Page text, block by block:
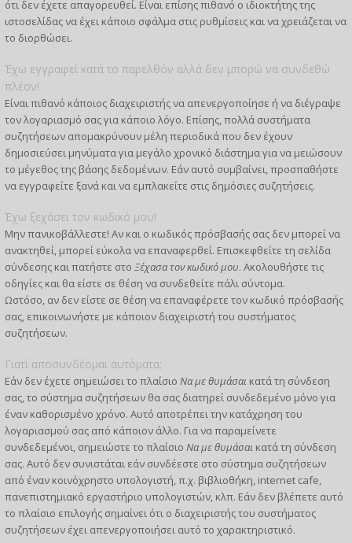
ότι δεν έχετε απαγορευθεί. Είναι επίσης πιθανό ο ιδιοκτήτης της
ιστοσελίδας να έχει κάποιο σφάλμα στις ρυθμίσεις και να χρειάζεται να
το διορθώσει.
Έχω εγγραφεί κατά το παρελθόν αλλά δεν μπορώ να συνδεθώ
πλέον!
Είναι πιθανό κάποιος διαχειριστής να απενεργοποίησε ή να διέγραψε
τον λογαριασμό σας για κάποιο λόγο. Επίσης, πολλά συστήματα
συζητήσεων απομακρύνουν μέλη περιοδικά που δεν έχουν
δημοσιεύσει μηνύματα για μεγάλο χρονικό διάστημα για να μειώσουν
το μέγεθος της βάσης δεδομένων. Εάν αυτό συμβαίνει, προσπαθήστε
να εγγραφείτε ξανά και να εμπλακείτε στις δημόσιες συζητήσεις.
Έχω ξεχάσει τον κωδικό μου!
Μην πανικοβάλλεστε! Αν και ο κωδικός πρόσβασής σας δεν μπορεί να
ανακτηθεί, μπορεί εύκολα να επαναφερθεί. Επισκεφθείτε τη σελίδα
σύνδεσης και πατήστε στο Ξέχασα τον κωδικό μου. Ακολουθήστε τις
οδηγίες και θα είστε σε θέση να συνδεθείτε πάλι σύντομα.
Ωστόσο, αν δεν είστε σε θέση να επαναφέρετε τον κωδικό πρόσβασής
σας, επικοινωνήστε με κάποιον διαχειριστή του συστήματος
συζητήσεων.
Γιατί αποσυνδέομαι αυτόματα;
Εάν δεν έχετε σημειώσει το πλαίσιο Να με θυμάσαι κατά τη σύνδεση
σας, το σύστημα συζητήσεων θα σας διατηρεί συνδεδεμένο μόνο για
έναν καθορισμένο χρόνο. Αυτό αποτρέπει την κατάχρηση του
λογαριασμού σας από κάποιον άλλο. Για να παραμείνετε
συνδεδεμένοι, σημειώστε το πλαίσιο Να με θυμάσαι κατά τη σύνδεση
σας. Αυτό δεν συνιστάται εάν συνδέεστε στο σύστημα συζητήσεων
από έναν κοινόχρηστο υπολογιστή, π.χ. βιβλιοθήκη, internet cafe,
πανεπιστημιακό εργαστήριο υπολογιστών, κλπ. Εάν δεν βλέπετε αυτό
το πλαίσιο επιλογής σημαίνει ότι ο διαχειριστής του συστήματος
συζητήσεων έχει απενεργοποιήσει αυτό το χαρακτηριστικό.